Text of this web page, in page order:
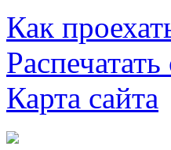
Как
Карта сайта